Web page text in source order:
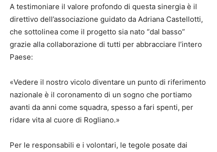
A testimoniare il valore profondo di questa sinergia è il
direttivo dell’associazione guidato da Adriana Castellotti,
che sottolinea come il progetto sia nato “dal basso”
grazie alla collaborazione di tutti per abbracciare l’intero
Paese:
«Vedere il nostro vicolo diventare un punto di riferimento
nazionale è il coronamento di un sogno che portiamo
avanti da anni come squadra, spesso a fari spenti, per
ridare vita al cuore di Rogliano.»
Per le responsabili e i volontari, le tegole posate dai